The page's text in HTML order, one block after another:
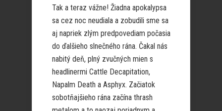
Tak a teraz vážne! Žiadna apokalypsa
sa cez noc neudiala a zobudili sme sa
aj napriek zlým predpovediam počasia
do ďalšieho slnečného rána. Čakal nás
nabitý deň, plný zvučných mien s
headlinermi Cattle Decapitation,
Napalm Death a Asphyx. Začiatok
sobotňajšieho rána začína thrash